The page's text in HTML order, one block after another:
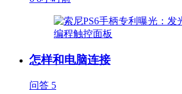
怎样和电脑连接
问答 5